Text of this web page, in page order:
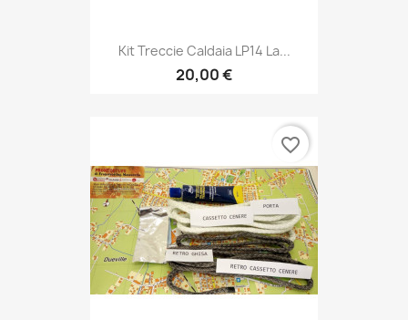
Kit Treccie Caldaia LP14 La...
20,00 €
favorite_border